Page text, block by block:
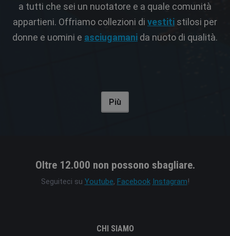
a tutti che sei un nuotatore e a quale comunità
appartieni. Offriamo collezioni di vestiti stilosi per
donne e uomini e asciugamani da nuoto di qualità.
Più
Oltre 12.000 non possono sbagliare.
Seguiteci su Youtube, Facebook Instagram!
CHI SIAMO